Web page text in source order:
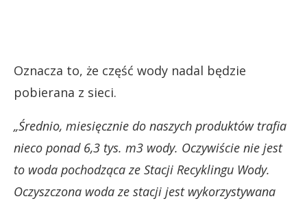
Oznacza to, że część wody nadal będzie
pobierana z sieci.
„Średnio, miesięcznie do naszych produktów trafia
nieco ponad 6,3 tys. m3 wody. Oczywiście nie jest
to woda pochodząca ze Stacji Recyklingu Wody.
Oczyszczona woda ze stacji jest wykorzystywana